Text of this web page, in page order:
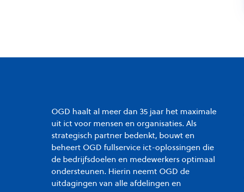
OGD haalt al meer dan 35 jaar het maximale
uit ict voor mensen en organisaties. Als
strategisch partner bedenkt, bouwt en
beheert OGD fullservice ict-oplossingen die
de bedrijfsdoelen en medewerkers optimaal
ondersteunen. Hierin neemt OGD de
uitdagingen van alle afdelingen en